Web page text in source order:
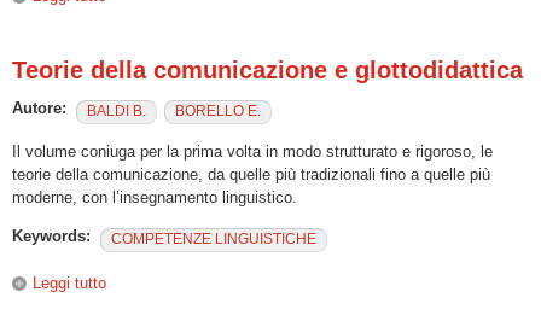
Teorie della comunicazione e glottodidattica
Autore: BALDI B. BORELLO E.
Il volume coniuga per la prima volta in modo strutturato e rigoroso, le
teorie della comunicazione, da quelle più tradizionali fino a quelle più
moderne, con l’insegnamento linguistico.
Keywords: COMPETENZE LINGUISTICHE
Leggi tutto